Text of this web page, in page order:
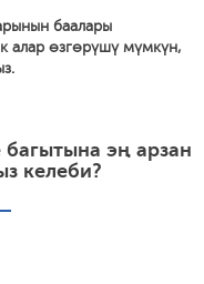
баалары
алар өзгөрүшү мүмкүн,
эң арзан
келеби?